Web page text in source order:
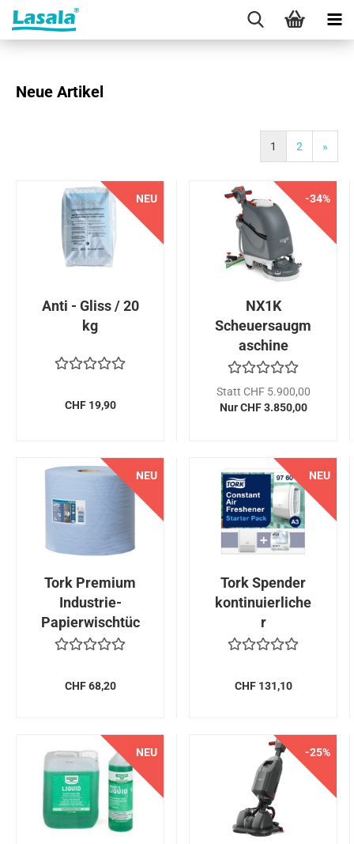
Neue Artikel
1 2 »
NEU
Anti - Gliss / 20
kg
CHF 19,90
NEU
-34%
NX1K
Scheuersaugm
aschine
TBL3045/50T
Statt CHF 5.900,00
Nur CHF 3.850,00
NEU
Tork Premium
Industrie-
Papierwischtüc
her...
CHF 68,20
NEU
Tork Spender
kontinuierliche
r
Lufterfrischer...
CHF 131,10
NEU NEU
-25%